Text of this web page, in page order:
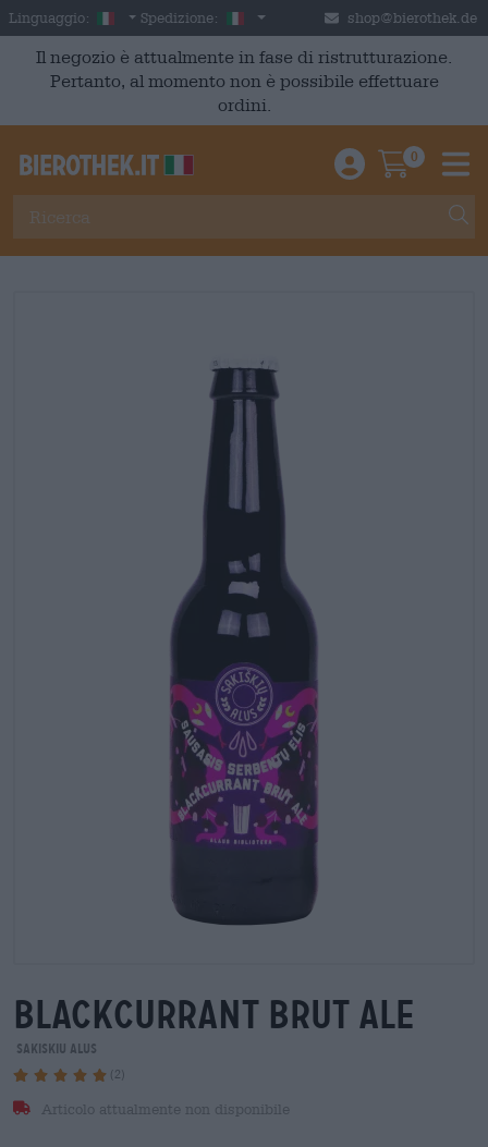
Skip to main content
Linguaggio: Italian
Spedizione: Italia shop@bierothek.de
Il negozio è attualmente in fase di ristrutturazione.
Pertanto, al momento non è possibile effettuare
ordini.
Einloggen /
0
blackcurrant brut ale
Sakiskiu Alus
(2)
Articolo attualmente non disponibile